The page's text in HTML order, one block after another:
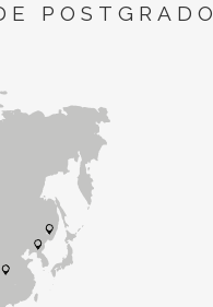
POSTGRADO